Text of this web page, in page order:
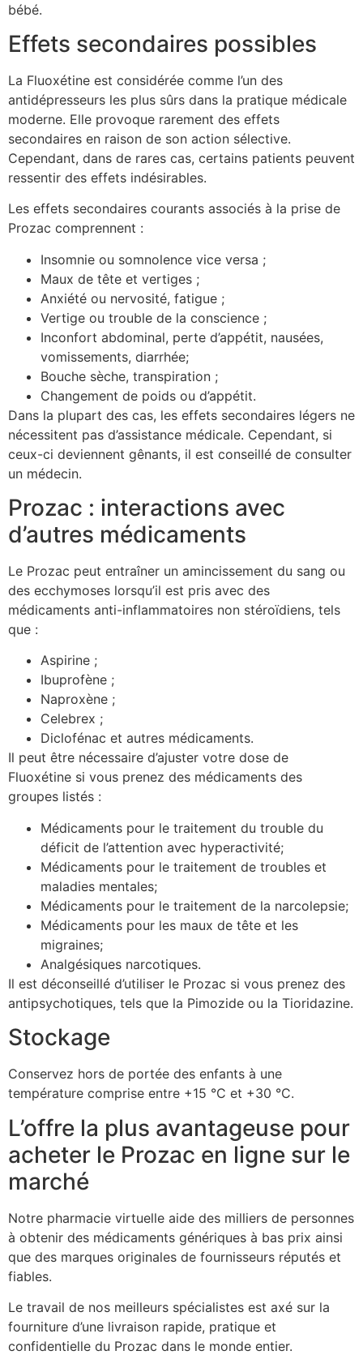
bébé.
Effets secondaires possibles
La Fluoxétine est considérée comme l’un des
antidépresseurs les plus sûrs dans la pratique médicale
moderne. Elle provoque rarement des effets
secondaires en raison de son action sélective.
Cependant, dans de rares cas, certains patients peuvent
ressentir des effets indésirables.
Les effets secondaires courants associés à la prise de
Prozac comprennent :
Insomnie ou somnolence vice versa ;
Maux de tête et vertiges ;
Anxiété ou nervosité, fatigue ;
Vertige ou trouble de la conscience ;
Inconfort abdominal, perte d’appétit, nausées,
vomissements, diarrhée;
Bouche sèche, transpiration ;
Changement de poids ou d’appétit.
Dans la plupart des cas, les effets secondaires légers ne
nécessitent pas d’assistance médicale. Cependant, si
ceux-ci deviennent gênants, il est conseillé de consulter
un médecin.
Prozac : interactions avec
d’autres médicaments
Le Prozac peut entraîner un amincissement du sang ou
des ecchymoses lorsqu’il est pris avec des
médicaments anti-inflammatoires non stéroïdiens, tels
que :
Aspirine ;
Ibuprofène ;
Naproxène ;
Celebrex ;
Diclofénac et autres médicaments.
Il peut être nécessaire d’ajuster votre dose de
Fluoxétine si vous prenez des médicaments des
groupes listés :
Médicaments pour le traitement du trouble du
déficit de l’attention avec hyperactivité;
Médicaments pour le traitement de troubles et
maladies mentales;
Médicaments pour le traitement de la narcolepsie;
Médicaments pour les maux de tête et les
migraines;
Analgésiques narcotiques.
Il est déconseillé d’utiliser le Prozac si vous prenez des
antipsychotiques, tels que la Pimozide ou la Tioridazine.
Stockage
Conservez hors de portée des enfants à une
température comprise entre +15 °C et +30 °C.
L’offre la plus avantageuse pour
acheter le Prozac en ligne sur le
marché
Notre pharmacie virtuelle aide des milliers de personnes
à obtenir des médicaments génériques à bas prix ainsi
que des marques originales de fournisseurs réputés et
fiables.
Le travail de nos meilleurs spécialistes est axé sur la
fourniture d’une livraison rapide, pratique et
confidentielle du Prozac dans le monde entier.